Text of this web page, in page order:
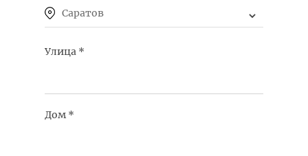
Саратов
Улица *
Дом*
КУПИТЬ